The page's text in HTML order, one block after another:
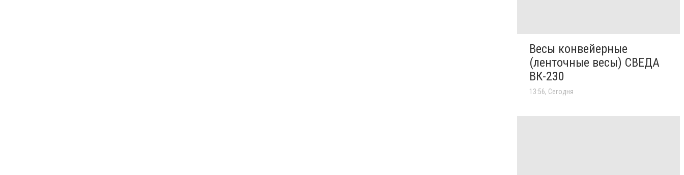
Весы конвейерные
(ленточные весы) СВЕДА
ВК-230
13:56, Сегодня